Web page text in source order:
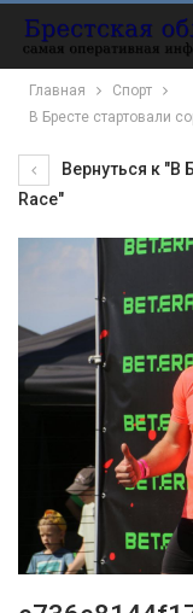
Главная
Спорт
В Бресте стартовали
Вернуться к "В
Race"